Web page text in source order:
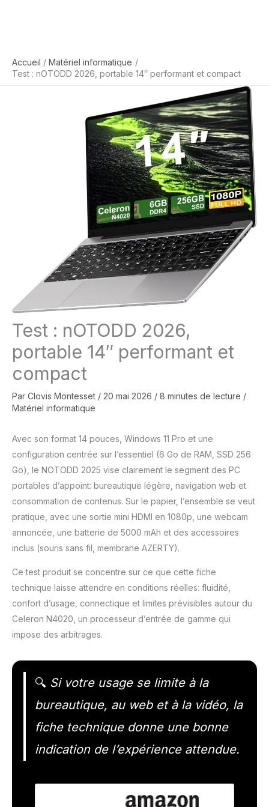
Accueil
Matériel informatique
Test : nOTODD 2026, portable 14″ performant et compact
Test : nOTODD 2026,
portable 14″ performant et
compact
Par Clovis Montesset / 20 mai 2026 / 8 minutes de lecture /
Matériel informatique
Avec son format 14 pouces, Windows 11 Pro et une
configuration centrée sur l’essentiel (6 Go de RAM, SSD 256
Go), le NOTODD 2025 vise clairement le segment des PC
portables d’appoint: bureautique légère, navigation web et
consommation de contenus. Sur le papier, l’ensemble se veut
pratique, avec une sortie mini HDMI en 1080p, une webcam
annoncée, une batterie de 5000 mAh et des accessoires
inclus (souris sans fil, membrane AZERTY).
Ce test produit se concentre sur ce que cette fiche
technique laisse attendre en conditions réelles: fluidité,
confort d’usage, connectique et limites prévisibles autour du
Celeron N4020, un processeur d’entrée de gamme qui
impose des arbitrages.
🔍 Si votre usage se limite à la
bureautique, au web et à la vidéo, la
fiche technique donne une bonne
indication de l’expérience attendue.